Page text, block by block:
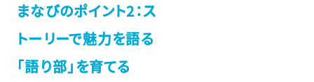
まなびのポイント2：ス
トーリーで魅力を語る
「語り部」を育てる